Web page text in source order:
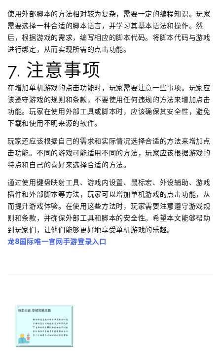
使用外部脚本的方法相对较为复杂，需要一定的编程知识。玩家
需要选择一种合适的脚本语言，并学习其基本语法和操作。然
后，根据游戏的需求，编写相应的脚本代码。将脚本代码与游戏
进行绑定，从而实现所需的点击功能。
7. 注意事项
在增加单机游戏的点击功能时，玩家需要注意一些事项。玩家应
该遵守游戏的规则和条款，不要使用任何违规的方法来增加点击
功能。玩家在使用外部工具或脚本时，应该确保其安全性，避免
下载和使用不明来源的软件。
玩家还应该根据自己的需求和实际情况选择合适的方法来增加点
击功能。不同的游戏可能适用不同的方法，玩家应该根据游戏的
特点和自己的喜好来选择合适的方法。
通过使用键盘映射工具、游戏内设置、鼠标宏、外设辅助、游戏
插件和外部脚本等方法，玩家可以增加单机游戏的点击功能，从
而提升游戏体验。在使用这些方法时，玩家需要注意遵守游戏规
则和条款，并确保外部工具和脚本的安全性。希望本文能够帮助
到玩家们，让他们能够更好地享受单机游戏的乐趣。
龙8国际唯一官网手游登录入口